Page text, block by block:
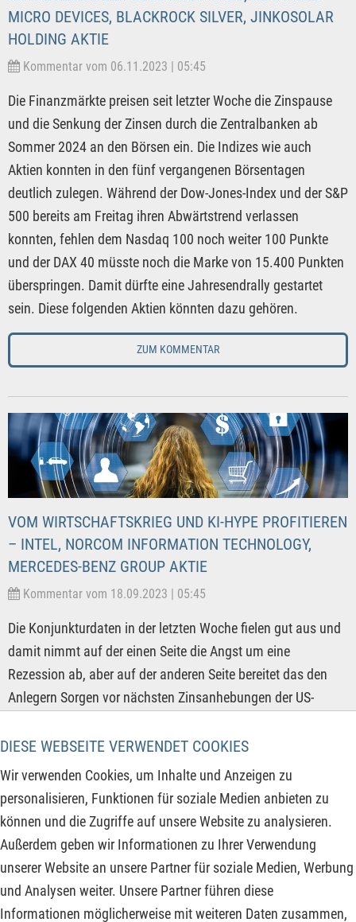
DIESE WEBSEITE VERWENDET COOKIES
Wir verwenden Cookies, um Inhalte und Anzeigen zu
personalisieren, Funktionen für soziale Medien anbieten zu
können und die Zugriffe auf unsere Website zu analysieren.
Außerdem geben wir Informationen zu Ihrer Verwendung
unserer Website an unsere Partner für soziale Medien, Werbung
und Analysen weiter. Unsere Partner führen diese
Informationen möglicherweise mit weiteren Daten zusammen,
MICRO DEVICES, BLACKROCK SILVER, JINKOSOLAR
HOLDING AKTIE
Kommentar vom 06.11.2023 | 05:45
Die Finanzmärkte preisen seit letzter Woche die Zinspause
und die Senkung der Zinsen durch die Zentralbanken ab
Sommer 2024 an den Börsen ein. Die Indizes wie auch
Aktien konnten in den fünf vergangenen Börsentagen
deutlich zulegen. Während der Dow-Jones-Index und der S&P
500 bereits am Freitag ihren Abwärtstrend verlassen
konnten, fehlen dem Nasdaq 100 noch weiter 100 Punkte
und der DAX 40 müsste noch die Marke von 15.400 Punkten
überspringen. Damit dürfte eine Jahresendrally gestartet
sein. Diese folgenden Aktien könnten dazu gehören.
ZUM KOMMENTAR
VOM WIRTSCHAFTSKRIEG UND KI-HYPE PROFITIEREN
– INTEL, NORCOM INFORMATION TECHNOLOGY,
MERCEDES-BENZ GROUP AKTIE
Kommentar vom 18.09.2023 | 05:45
Die Konjunkturdaten in der letzten Woche fielen gut aus und
damit nimmt auf der einen Seite die Angst um eine
Rezession ab, aber auf der anderen Seite bereitet das den
Anlegern Sorgen vor nächsten Zinsanhebungen der US-
höher als prognostiziert und das gibt einer nächsten
Zinserhöhung noch mehr Futter. Nachdem die EZB bereits
den Referenzzinssatz für das Hauptrefinanzierungsgeschäft
am vergangenen Donnerstag für die EURO-Zone um 0,25 %
auf 4,50 % angehoben hat, blicken in dieser Woche die
Marktteilnehmer auf den am Mittwoch anstehenden
Zinsentscheid der FED.